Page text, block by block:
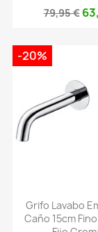
79,95 €
Grifo Lavabo
Caño 15cm
-20%